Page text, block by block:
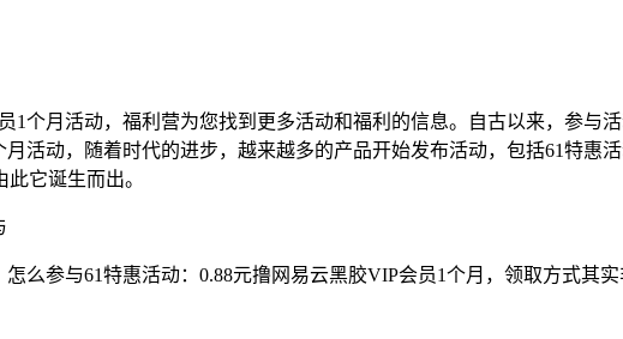
1个月活动，福利营为您找到更多活动和福利的信息。自古以来，参与
活动，随着时代的进步，越来越多的产品开始发布活动，包括61特惠
它诞生而出。
么参与61特惠活动：0.88元撸网易云黑胶VIP会员1个月，领取方式其